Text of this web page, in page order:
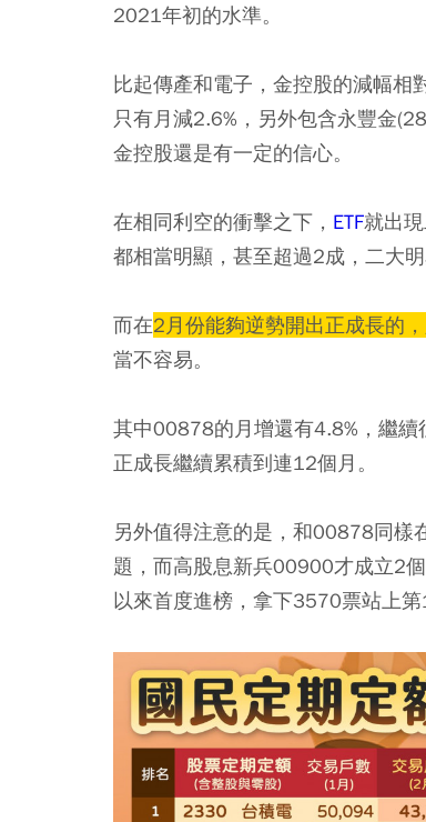
2021年初的水準。
比起傳產和電子，金控股的減幅
只有月減2.6%，另外包含永豐金
金控股還是有一定的信心。
在相同利空的衝擊之下， ETF就出
都相當明顯，甚至超過2成，二大
而在2月份能夠逆勢開出正成長的
當不容易。
其中00878的月增還有4.8%，繼
正成長繼續累積到連12個月。
另外值得注意的是，和00878同樣
題，而高股息新兵00900才成立2
以來首度進榜，拿下3570票站上第